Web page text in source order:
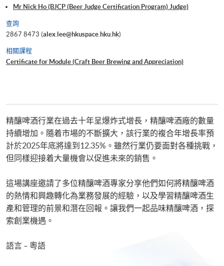
Mr Nick Ho (BJCP (Beer Judge Certification Program) Judge)
查詢
2867 8473 (alex.lee@hkuspace.hku.hk)
相關課程
Certificate for Module (Craft Beer Brewing and Appreciation)
精釀啤酒行業在過去十年呈爆炸式增長，精釀啤酒廠的數量
持續增加。隨着市場的不斷擴大，該行業的複合年增長率預
計於2025年底將達到12.35%。雖然行業仍要面對各種挑戰，
但同樣迎接着大量機會以促進未來的銷售。
這場講座邀請了多位精釀啤酒專家分享他們如何將精釀啤酒
的熱情和興趣轉化為業務發展的經驗，以及學習精釀啤酒生
產和管理的前景和潛在回報。讓我們一起品味精釀啤酒，探
索創業機遇。
語言 – 粵語